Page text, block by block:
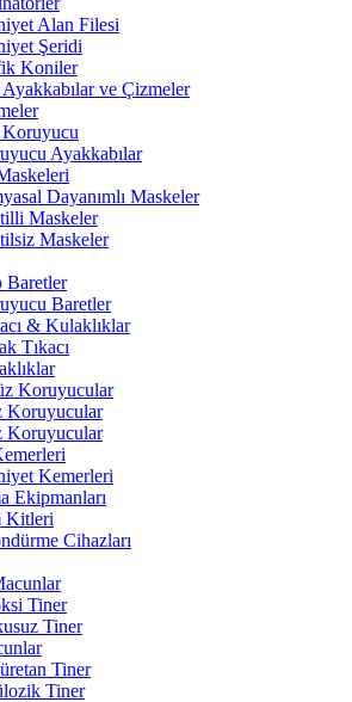
Alan Filesi
Şeridi
Koniler
ve Çizmeler
Ayakkabılar
Dayanımlı Maskeler
Maskeler
Maskeler
Baretler
Baretler
& Kulaklıklar
Tıkacı
Koruyucular
Koruyucular
Koruyucular
Kemerleri
Ekipmanları
Kitleri
Cihazları
Tiner
Tiner
Tiner
Tiner